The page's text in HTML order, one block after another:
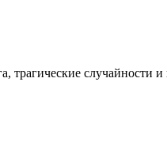
случайности и